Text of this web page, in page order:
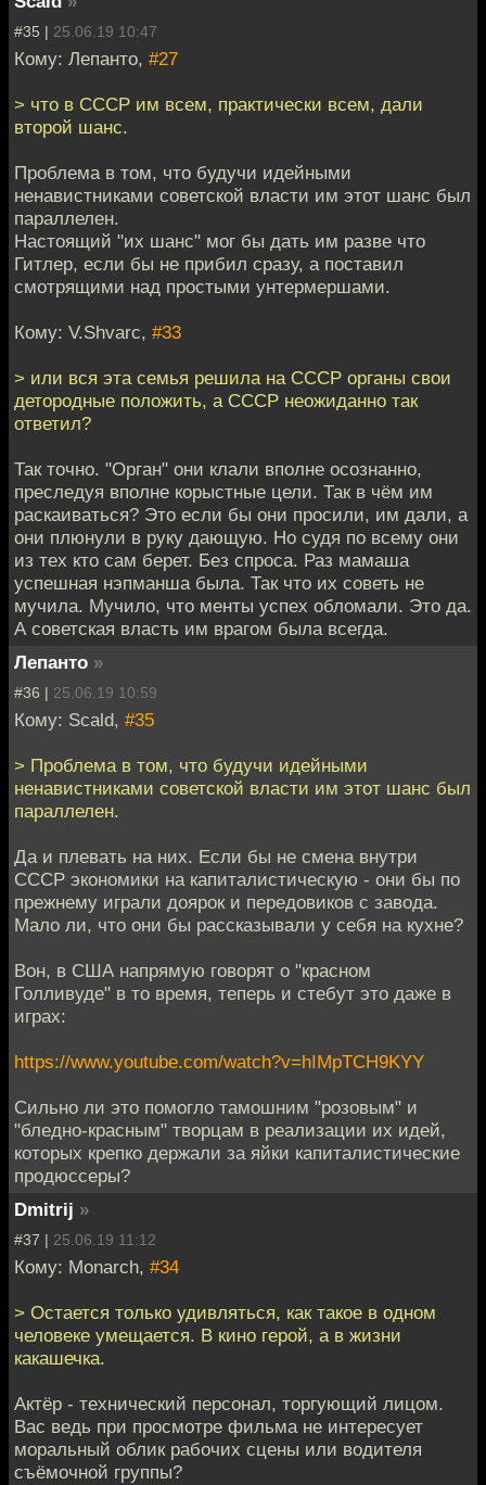
#35 | 25.06.19 10:47
Кому: Лепанто, #27
> что в СССР им всем, практически всем, дали
второй шанс.
Проблема в том, что будучи идейными
ненавистниками советской власти им этот шанс был
параллелен.
Настоящий "их шанс" мог бы дать им разве что
Гитлер, если бы не прибил сразу, а поставил
смотрящими над простыми унтермершами.
Кому: V.Shvarc, #33
> или вся эта семья решила на СССР органы свои
детородные положить, а СССР неожиданно так
ответил?
Так точно. "Орган" они клали вполне осознанно,
преследуя вполне корыстные цели. Так в чём им
раскаиваться? Это если бы они просили, им дали, а
они плюнули в руку дающую. Но судя по всему они
из тех кто сам берет. Без спроса. Раз мамаша
успешная нэпманша была. Так что их советь не
мучила. Мучило, что менты успех обломали. Это да.
А советская власть им врагом была всегда.
Лепанто »
#36 | 25.06.19 10:59
Кому: Scald, #35
> Проблема в том, что будучи идейными
ненавистниками советской власти им этот шанс был
параллелен.
Да и плевать на них. Если бы не смена внутри
СССР экономики на капиталистическую - они бы по
прежнему играли доярок и передовиков с завода.
Мало ли, что они бы рассказывали у себя на кухне?
Вон, в США напрямую говорят о "красном
Голливуде" в то время, теперь и стебут это даже в
играх:
https://www.youtube.com/watch?v=hIMpTCH9KYY
Сильно ли это помогло тамошним "розовым" и
"бледно-красным" творцам в реализации их идей,
которых крепко держали за яйки капиталистические
продюссеры?
Dmitrij »
#37 | 25.06.19 11:12
Кому: Monarch, #34
> Остается только удивляться, как такое в одном
человеке умещается. В кино герой, а в жизни
какашечка.
Актёр - технический персонал, торгующий лицом.
Вас ведь при просмотре фильма не интересует
моральный облик рабочих сцены или водителя
съёмочной группы?